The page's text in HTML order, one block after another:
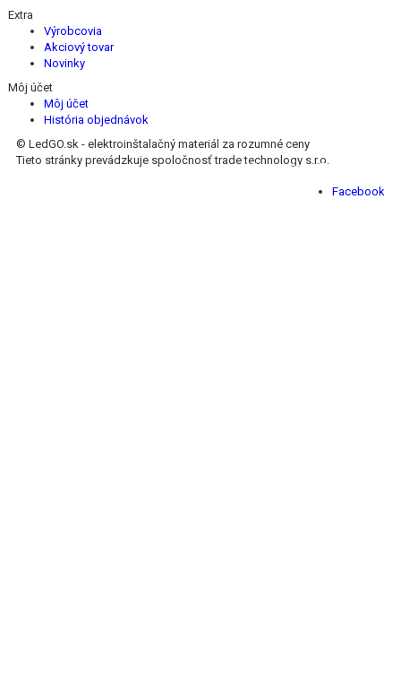
Extra
Výrobcovia
Akciový tovar
Novinky
Môj účet
Môj účet
História objednávok
© LedGO.sk - elektroinštalačný materiál za rozumné ceny
Tieto stránky prevádzkuje spoločnosť trade technology s.r.o.
Nájdete nás na Facebooku :
Facebook